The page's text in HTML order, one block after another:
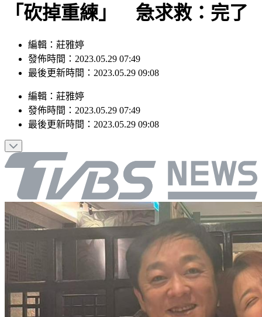
「砍掉重練」 急求救：完了
編輯：莊雅婷
發佈時間：2023.05.29 07:49
編輯：莊雅婷
發佈時間：2023.05.29 07:49